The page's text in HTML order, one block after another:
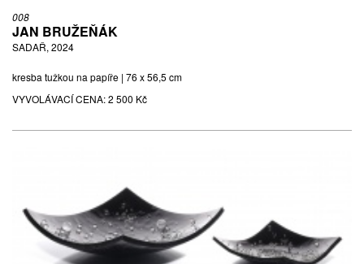
008
JAN BRUŽEŇÁK
SADAŘ, 2024
kresba tužkou na papíře | 76 x 56,5 cm
VYVOLÁVACÍ CENA:2 500 Kč